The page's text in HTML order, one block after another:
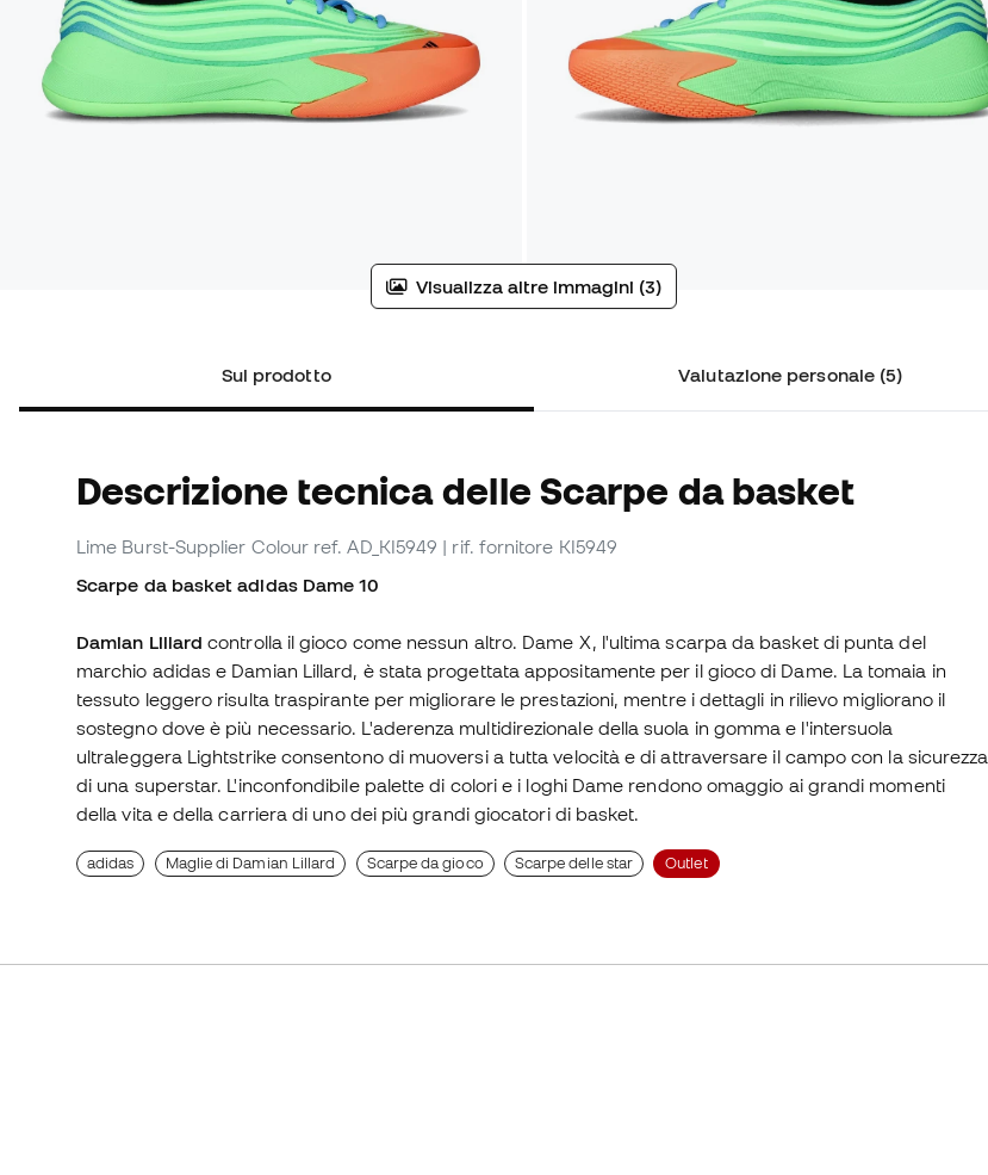
Visualizza altre immagini (3)
Sul prodotto Valutazione personale (5)
Descrizione tecnica delle Scarpe da basket
Lime Burst-Supplier Colour ref. AD_KI5949 | rif. fornitore KI5949
Scarpe da basket adidas Dame 10
Damian Lillard controlla il gioco come nessun altro. Dame X, l'ultima scarpa da basket di punta del
marchio adidas e Damian Lillard, è stata progettata appositamente per il gioco di Dame. La tomaia in
tessuto leggero risulta traspirante per migliorare le prestazioni, mentre i dettagli in rilievo migliorano il
sostegno dove è più necessario. L'aderenza multidirezionale della suola in gomma e l'intersuola
ultraleggera Lightstrike consentono di muoversi a tutta velocità e di attraversare il campo con la sicurezza
di una superstar. L'inconfondibile palette di colori e i loghi Dame rendono omaggio ai grandi momenti
della vita e della carriera di uno dei più grandi giocatori di basket.
adidas Maglie di Damian Lillard Scarpe da gioco Scarpe delle star Outlet